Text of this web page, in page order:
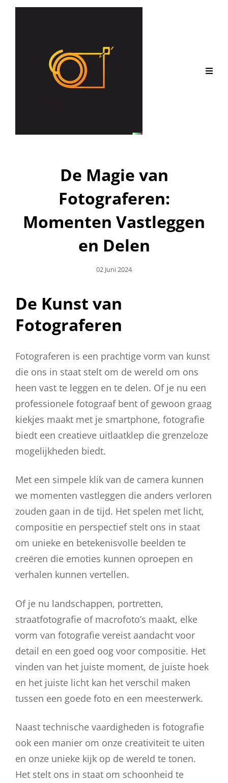
De Magie van
Fotograferen:
Momenten Vastleggen
en Delen
Geplaatst
02 Juni 2024
De Kunst van
Fotograferen
Fotograferen is een prachtige vorm van kunst
die ons in staat stelt om de wereld om ons
heen vast te leggen en te delen. Of je nu een
professionele fotograaf bent of gewoon graag
kiekjes maakt met je smartphone, fotografie
biedt een creatieve uitlaatklep die grenzeloze
mogelijkheden biedt.
Met een simpele klik van de camera kunnen
we momenten vastleggen die anders verloren
zouden gaan in de tijd. Het spelen met licht,
compositie en perspectief stelt ons in staat
om unieke en betekenisvolle beelden te
creëren die emoties kunnen oproepen en
verhalen kunnen vertellen.
Of je nu landschappen, portretten,
straatfotografie of macrofoto’s maakt, elke
vorm van fotografie vereist aandacht voor
detail en een goed oog voor compositie. Het
vinden van het juiste moment, de juiste hoek
en het juiste licht kan het verschil maken
tussen een goede foto en een meesterwerk.
Naast technische vaardigheden is fotografie
ook een manier om onze creativiteit te uiten
en onze unieke kijk op de wereld te tonen.
Het stelt ons in staat om schoonheid te